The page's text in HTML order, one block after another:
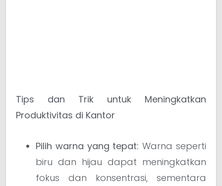
Tips dan Trik untuk Meningkatkan
Produktivitas di Kantor
Pilih warna yang tepat: Warna seperti
biru dan hijau dapat meningkatkan
fokus dan konsentrasi, sementara